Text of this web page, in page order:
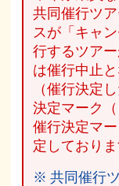
共同催行ツ
スが「キャ
行するツア
は催行中止
（催行決定
決定マーク
催行決定マ
定しており
※ 共同催行